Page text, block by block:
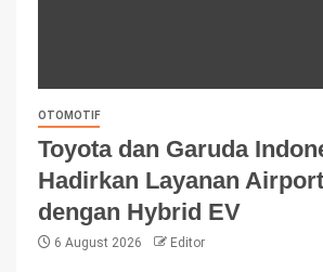
OTOMOTIF
Toyota dan Garuda
Hadirkan Layanan
dengan Hybrid EV
6 August 2026 Editor